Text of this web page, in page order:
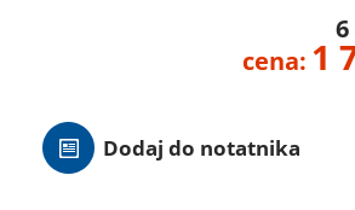
6
cena: 1
Dodaj do notatnika